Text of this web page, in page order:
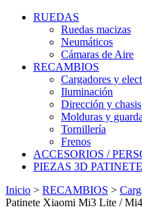
RUEDAS
Ruedas macizas
Neumáticos
Cámaras de Aire
RECAMBIOS
Cargadores y
Iluminación
Dirección y chasis
Molduras y
Tornillería
Frenos
ACCESORIOS /
PIEZAS 3D PATINETE
Inicio > RECAMBIOS >
Patinete Xiaomi Mi3 Lite /